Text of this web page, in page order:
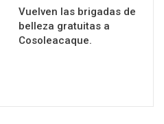
Vuelven las brigadas de
belleza gratuitas a
Cosoleacaque.